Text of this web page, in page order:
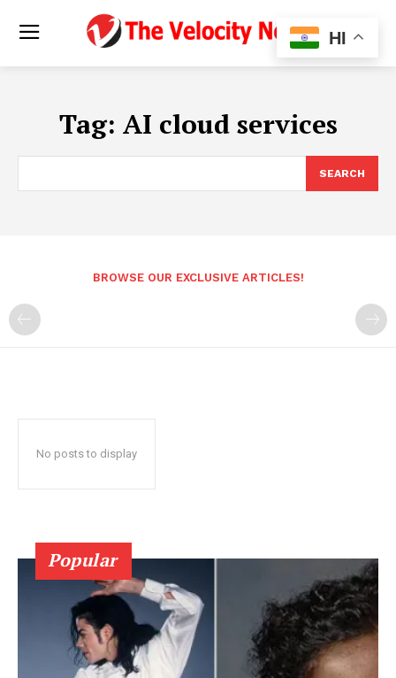
Tag: AI cloud services
SEARCH
BROWSE OUR EXCLUSIVE ARTICLES!
No posts to display
Popular
HI